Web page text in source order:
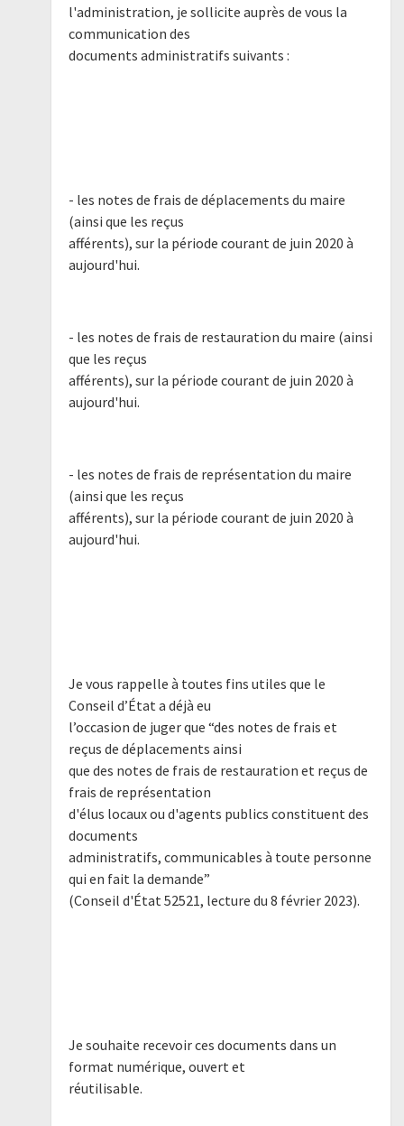
l'administration, je sollicite auprès de vous la
communication des
documents administratifs suivants :
- les notes de frais de déplacements du maire
(ainsi que les reçus
afférents), sur la période courant de juin 2020 à
aujourd'hui.
- les notes de frais de restauration du maire (ainsi
que les reçus
afférents), sur la période courant de juin 2020 à
aujourd'hui.
- les notes de frais de représentation du maire
(ainsi que les reçus
afférents), sur la période courant de juin 2020 à
aujourd'hui.
Je vous rappelle à toutes fins utiles que le
Conseil d’État a déjà eu
l’occasion de juger que “des notes de frais et
reçus de déplacements ainsi
que des notes de frais de restauration et reçus de
frais de représentation
d'élus locaux ou d'agents publics constituent des
documents
administratifs, communicables à toute personne
qui en fait la demande”
(Conseil d'État 52521, lecture du 8 février 2023).
Je souhaite recevoir ces documents dans un
format numérique, ouvert et
réutilisable.